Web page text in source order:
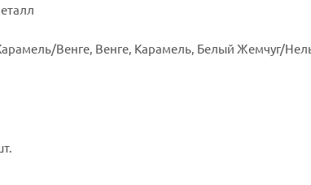
Венге, Венге, Карамель, Белый Жемчуг/